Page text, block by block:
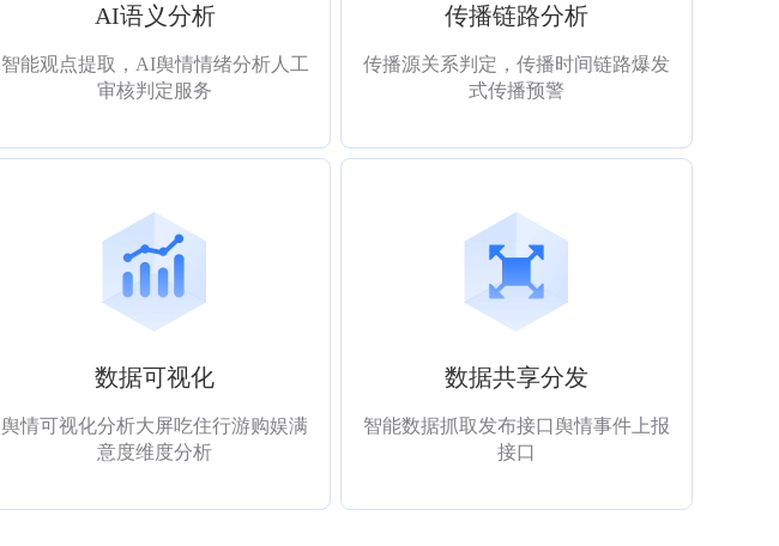
AI语义分析
智能观点提取，AI舆情情绪分析人工
审核判定服务
传播链路分析
传播源关系判定，传播时间链路爆发
式传播预警
数据可视化
舆情可视化分析大屏吃住行游购娱满
意度维度分析
数据共享分发
智能数据抓取发布接口舆情事件上报
接口